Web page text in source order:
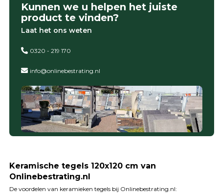
Kunnen we u helpen het juiste
product te vinden?
Laat het ons weten
0320 - 219 170
info@onlinebestrating.nl
Keramische tegels 120x120 cm van
Onlinebestrating.nl
De voordelen van keramieken tegels bij Onlinebestrating.nl: